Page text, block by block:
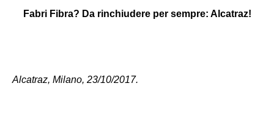
Fabri Fibra? Da rinchiudere per sempre: Alcatraz!
Alcatraz, Milano, 23/10/2017.